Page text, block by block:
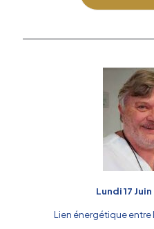
Lundi 17
Lien énergétique entre